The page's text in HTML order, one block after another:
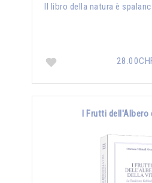
Il libro della natura è
I Frutti dell'Albero